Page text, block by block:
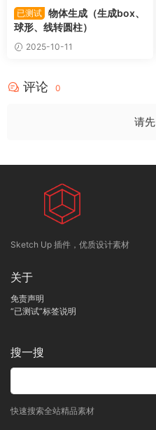
已测试 物体生成（生成box、
球形、线转圆柱）
2025-10-11
评论 0
请先
Sketch Up 插件，优质设计素材
关于
免责声明
“已测试”标签说明
搜一搜
快速搜索全站精品素材